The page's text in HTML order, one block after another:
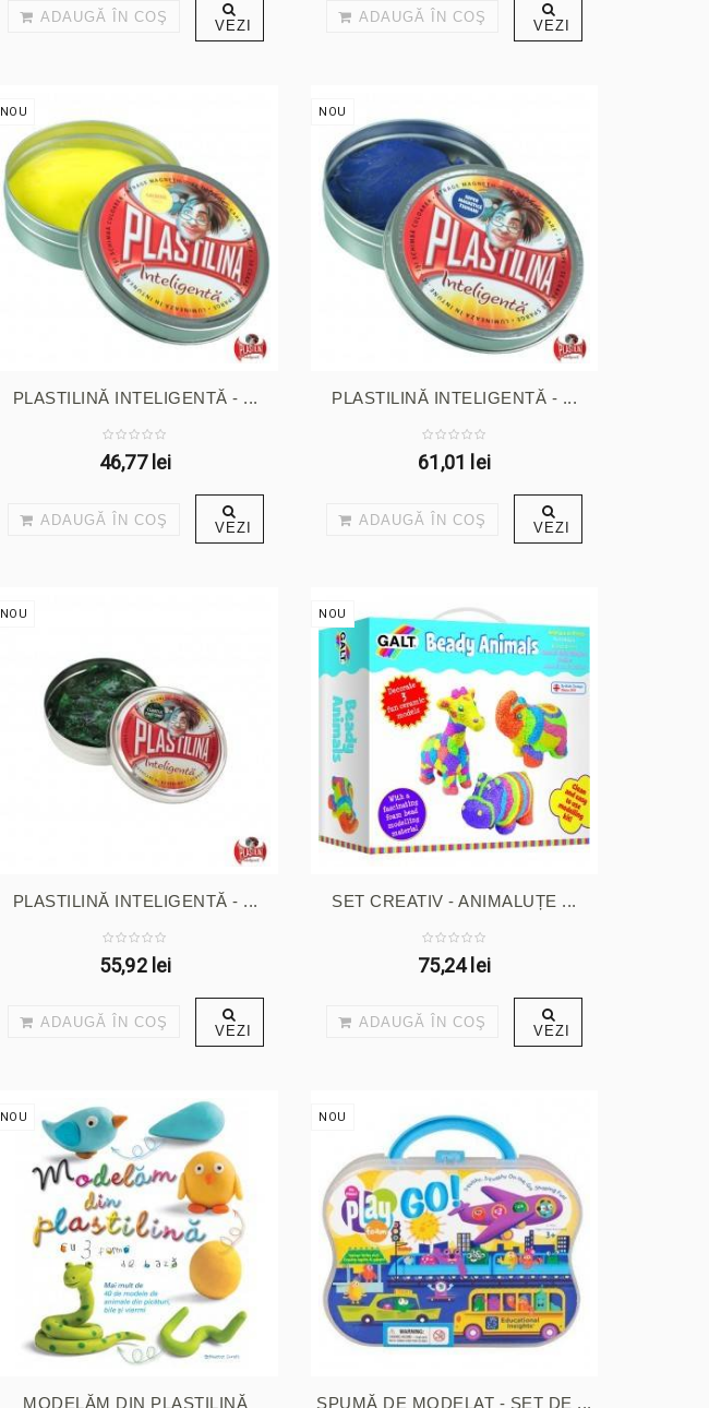
ADAUGĂ ÎN COŞ VEZI ADAUGĂ ÎN COŞ VEZI
NOU
PLASTILINĂ INTELIGENTĂ - ...
46,77 lei
ADAUGĂ ÎN COŞ VEZI
NOU
PLASTILINĂ INTELIGENTĂ - ...
61,01 lei
ADAUGĂ ÎN COŞ VEZI
NOU
PLASTILINĂ INTELIGENTĂ - ...
55,92 lei
ADAUGĂ ÎN COŞ VEZI
NOU
SET CREATIV - ANIMALUȚE ...
75,24 lei
ADAUGĂ ÎN COŞ VEZI
NOU
MODELĂM DIN PLASTILINĂ
NOU
SPUMĂ DE MODELAT - SET DE ...